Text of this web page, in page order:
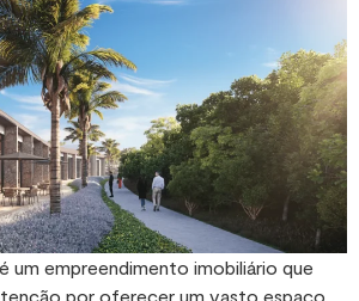
um empreendimento imobiliário que
por oferecer um vasto espaço